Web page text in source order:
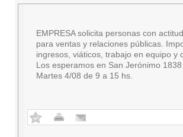
EMPRESA solicita personas con
para ventas y relaciones públicas.
ingresos, viáticos, trabajo en equipo y
Los esperamos en San Jerónimo 1838
Martes 4/08 de 9 a 15 hs.